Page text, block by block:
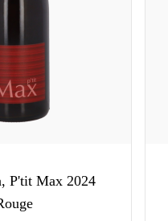
P'tit Max 2024